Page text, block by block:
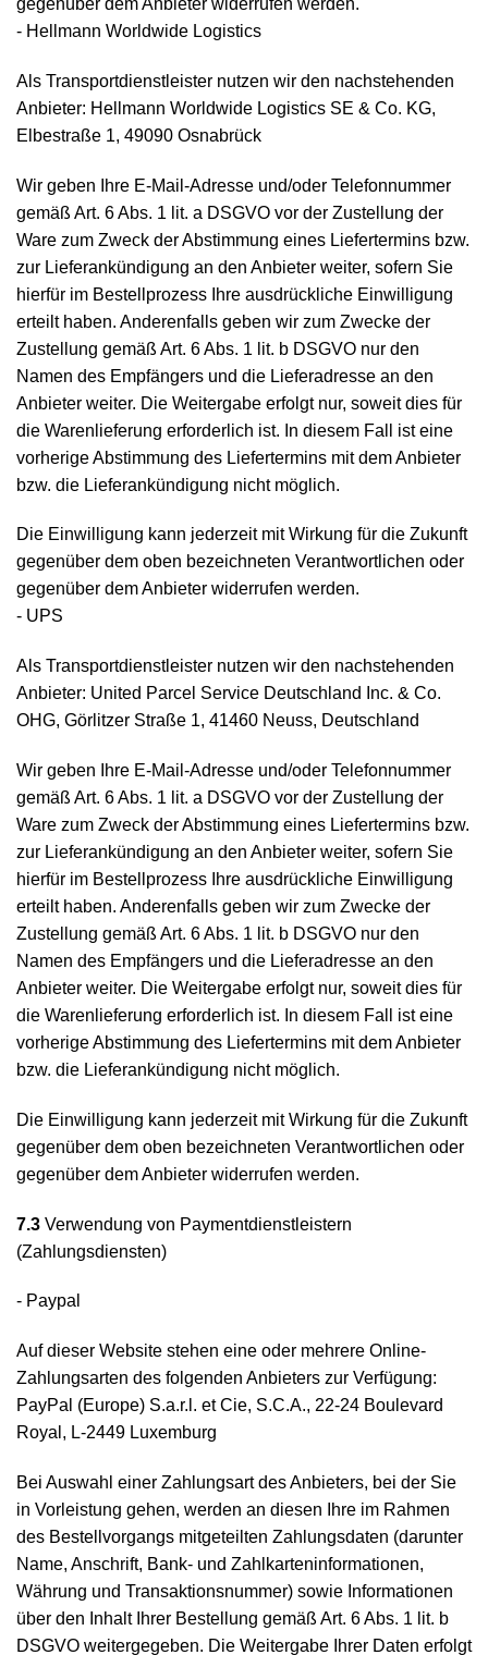
gegenüber dem Anbieter widerrufen werden.
- Hellmann Worldwide Logistics
Als Transportdienstleister nutzen wir den nachstehenden
Anbieter: Hellmann Worldwide Logistics SE & Co. KG,
Elbestraße 1, 49090 Osnabrück
Wir geben Ihre E-Mail-Adresse und/oder Telefonnummer
gemäß Art. 6 Abs. 1 lit. a DSGVO vor der Zustellung der
Ware zum Zweck der Abstimmung eines Liefertermins bzw.
zur Lieferankündigung an den Anbieter weiter, sofern Sie
hierfür im Bestellprozess Ihre ausdrückliche Einwilligung
erteilt haben. Anderenfalls geben wir zum Zwecke der
Zustellung gemäß Art. 6 Abs. 1 lit. b DSGVO nur den
Namen des Empfängers und die Lieferadresse an den
Anbieter weiter. Die Weitergabe erfolgt nur, soweit dies für
die Warenlieferung erforderlich ist. In diesem Fall ist eine
vorherige Abstimmung des Liefertermins mit dem Anbieter
bzw. die Lieferankündigung nicht möglich.
Die Einwilligung kann jederzeit mit Wirkung für die Zukunft
gegenüber dem oben bezeichneten Verantwortlichen oder
gegenüber dem Anbieter widerrufen werden.
- UPS
Als Transportdienstleister nutzen wir den nachstehenden
Anbieter: United Parcel Service Deutschland Inc. & Co.
OHG, Görlitzer Straße 1, 41460 Neuss, Deutschland
Wir geben Ihre E-Mail-Adresse und/oder Telefonnummer
gemäß Art. 6 Abs. 1 lit. a DSGVO vor der Zustellung der
Ware zum Zweck der Abstimmung eines Liefertermins bzw.
zur Lieferankündigung an den Anbieter weiter, sofern Sie
hierfür im Bestellprozess Ihre ausdrückliche Einwilligung
erteilt haben. Anderenfalls geben wir zum Zwecke der
Zustellung gemäß Art. 6 Abs. 1 lit. b DSGVO nur den
Namen des Empfängers und die Lieferadresse an den
Anbieter weiter. Die Weitergabe erfolgt nur, soweit dies für
die Warenlieferung erforderlich ist. In diesem Fall ist eine
vorherige Abstimmung des Liefertermins mit dem Anbieter
bzw. die Lieferankündigung nicht möglich.
Die Einwilligung kann jederzeit mit Wirkung für die Zukunft
gegenüber dem oben bezeichneten Verantwortlichen oder
gegenüber dem Anbieter widerrufen werden.
7.3 Verwendung von Paymentdienstleistern
(Zahlungsdiensten)
- Paypal
Auf dieser Website stehen eine oder mehrere Online-
Zahlungsarten des folgenden Anbieters zur Verfügung:
PayPal (Europe) S.a.r.l. et Cie, S.C.A., 22-24 Boulevard
Royal, L-2449 Luxemburg
Bei Auswahl einer Zahlungsart des Anbieters, bei der Sie
in Vorleistung gehen, werden an diesen Ihre im Rahmen
des Bestellvorgangs mitgeteilten Zahlungsdaten (darunter
Name, Anschrift, Bank- und Zahlkarteninformationen,
Währung und Transaktionsnummer) sowie Informationen
über den Inhalt Ihrer Bestellung gemäß Art. 6 Abs. 1 lit. b
DSGVO weitergegeben. Die Weitergabe Ihrer Daten erfolgt